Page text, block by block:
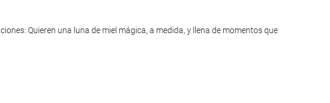
Quieren una luna de miel mágica, a medida, y llena de momentos que